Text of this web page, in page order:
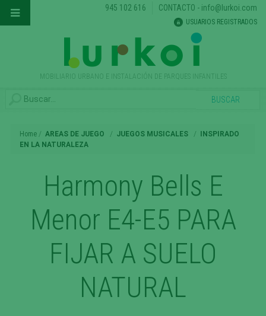
MOBILIARIO URBANO E INSTALACIÓN DE PARQUES INFANTILES
945 102 616 CONTACTO - info@lurkoi.com
USUARIOS REGISTRADOS
Home AREAS DE JUEGO JUEGOS MUSICALES
INSPIRADO
EN LA NATURALEZA
Harmony Bells E
Menor E4-E5 PARA
FIJAR A SUELO
NATURAL